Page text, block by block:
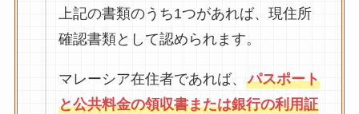
上記の書類のうち1つがあれば、現住所
確認書類として認められます。
マレーシア在住者であれば、 パスポート
と公共料金の領収書または銀行の利用証